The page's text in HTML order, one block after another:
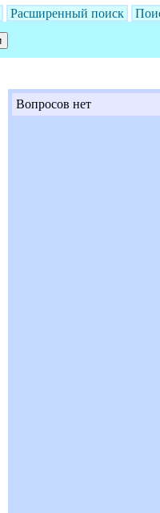
Расширенный поиск
Вопросов нет